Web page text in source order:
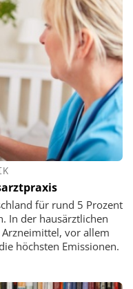
für rund 5 Prozent
In der hausärztlichen
vor allem
höchsten Emissionen.